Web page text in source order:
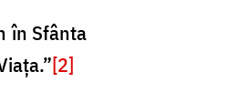
în Sfânta
[2]